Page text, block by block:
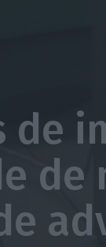
de
de